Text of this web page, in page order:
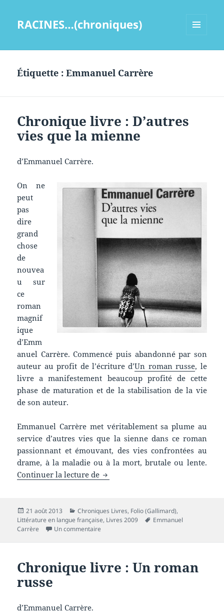
RACINES…(chroniques)
Étiquette :Emmanuel Carrère
Chronique livre : D’autres
vies que la mienne
d’Emmanuel Carrère.
On ne
peut
pas
dire
grand
chose
de
nouvea
u sur
ce
roman
magnif
ique
d’Emm
anuel Carrère. Commencé puis abandonné par son
auteur au profit de l’écriture d’Un roman russe, le
livre a manifestement beaucoup profité de cette
phase de maturation et de la stabilisation de la vie
de son auteur.
Emmanuel Carrère met véritablement sa plume au
service d’autres vies que la sienne dans ce roman
passionnant et émouvant, des vies confrontées au
drame, à la maladie ou à la mort, brutale ou lente.
Continuer la lecture de Chronique livre : D’autres vies
Publié
le
21 août 2013 Catégories
Chroniques Livres, Folio (Gallimard),
Littérature en langue française, Livres 2009
Mots-
Emmanuel
Carrère
Un commentaire
Chronique livre : Un roman
russe
d’Emmanuel Carrère.